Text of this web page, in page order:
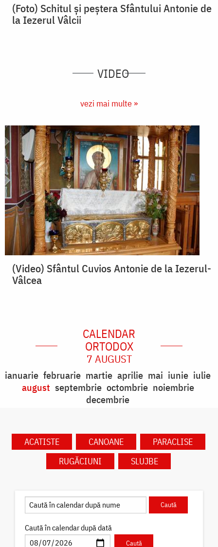
(Foto) Schitul și peștera Sfântului Antonie de
la Iezerul Vâlcii
VIDEO
vezi mai multe »
(Video) Sfântul Cuvios Antonie de la Iezerul-
Vâlcea
CALENDAR
ORTODOX
7 AUGUST
ianuarie februarie martie aprilie mai iunie iulie
august septembrie octombrie noiembrie
decembrie
ACATISTE CANOANE
PARACLISE
RUGĂCIUNI
SLUJBE
Caută în calendar după dată